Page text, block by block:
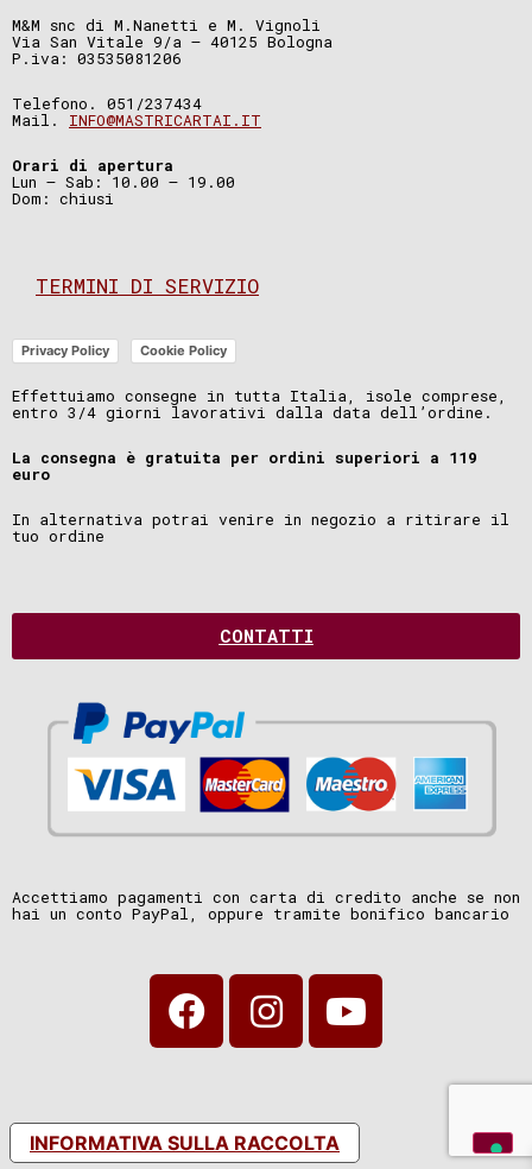
M&M snc di M.Nanetti e M. Vignoli
Via San Vitale 9/a – 40125 Bologna
P.iva: 03535081206
Telefono. 051/237434
Mail. INFO@MASTRICARTAI.IT
Orari di apertura
Lun – Sab: 10.00 – 19.00
Dom: chiusi
TERMINI DI SERVIZIO
Privacy Policy Cookie Policy
Effettuiamo consegne in tutta Italia, isole comprese,
entro 3/4 giorni lavorativi dalla data dell’ordine.
La consegna è gratuita per ordini superiori a 119
euro
In alternativa potrai venire in negozio a ritirare il
tuo ordine
CONTATTI
Accettiamo pagamenti con carta di credito anche se non
hai un conto PayPal, oppure tramite bonifico bancario
INFORMATIVA SULLA RACCOLTA